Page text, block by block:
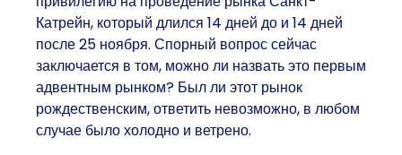
Катрейн, который длился 14 дней до и 14 дней
после 25 ноября. Спорный вопрос сейчас
заключается в том, можно ли назвать это первым
адвентным рынком? Был ли этот рынок
рождественским, ответить невозможно, в любом
случае было холодно и ветрено.